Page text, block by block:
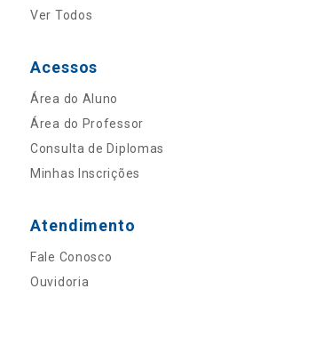
Ver Todos
Acessos
Área do Aluno
Área do Professor
Consulta de Diplomas
Minhas Inscrições
Atendimento
Fale Conosco
Ouvidoria